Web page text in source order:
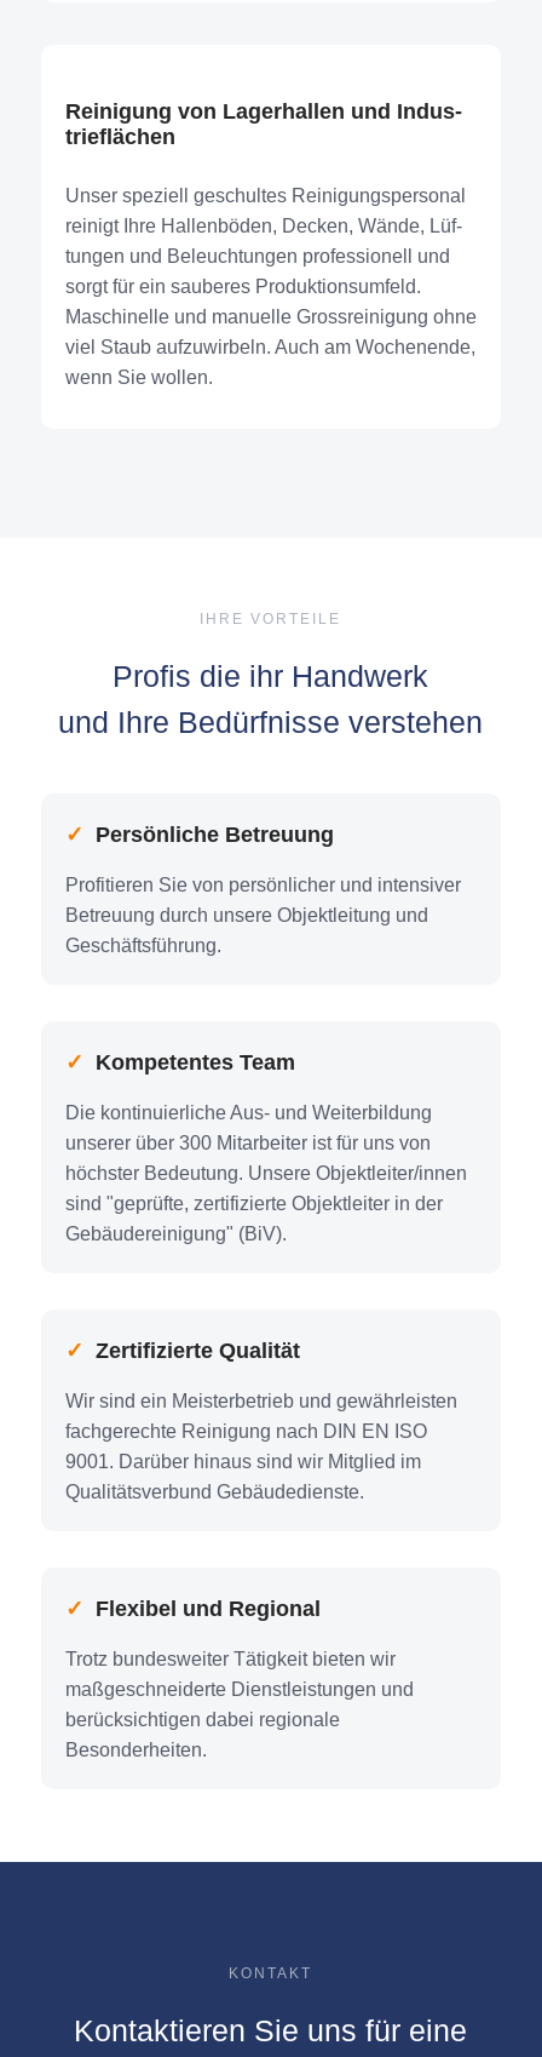
Rei­ni­gung von Lager­hal­len und Indus­
trie­flä­chen
Unser spe­zi­ell geschul­tes Reinigungs­personal
rei­nigt Ihre Hal­len­bö­den, Decken, Wän­de, Lüf­
tun­gen und Beleuch­tun­gen pro­fes­sio­nell und
sorgt für ein sau­be­res Produktions­umfeld.
Maschi­nel­le und manu­el­le Gross­reinigung ohne
viel Staub auf­zu­wir­beln. Auch am Wochen­en­de,
wenn Sie wol­len.
IHRE VORTEILE
Profis die ihr Handwerk
und Ihre Bedürfnisse verstehen
✓ Per­sön­li­che Betreu­ung
Pro­fi­tie­ren Sie von per­sön­li­cher und inten­si­ver
Betreu­ung durch unse­re Objekt­lei­tung und
Geschäfts­füh­rung.
✓ Kom­pe­ten­tes Team
Die kontinuierliche Aus- und Weiter­bildung
unserer über 300 Mitarbeiter ist für uns von
höchster Bedeutung. Unsere Objektleiter/innen
sind "geprüfte, zertifizierte Objektleiter in der
Gebäude­reinigung" (BiV).
✓ Zer­ti­fi­zier­te Qua­li­tät
Wir sind ein Meisterbetrieb und gewährleisten
fachgerechte Reinigung nach DIN EN ISO
9001. Darüber hinaus sind wir Mitglied im
Qualitätsverbund Gebäudedienste.
✓ Fle­xi­bel und Regio­nal
Trotz bundesweiter Tätigkeit bieten wir
maßgeschneiderte Dienstleistungen und
berücksichtigen dabei regionale
Besonderheiten.
KONTAKT
Kontaktieren Sie uns für eine